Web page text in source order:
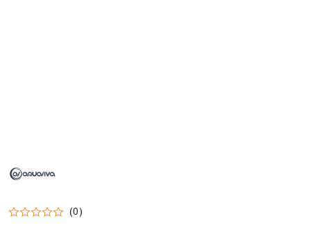
AQUAVIVA
(0)